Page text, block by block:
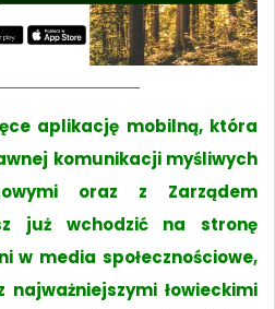
aplikację mobilną, która
komunikacji myśliwych
oraz z Zarządem
już wchodzić na stronę
w media społecznościowe,
łowieckimi